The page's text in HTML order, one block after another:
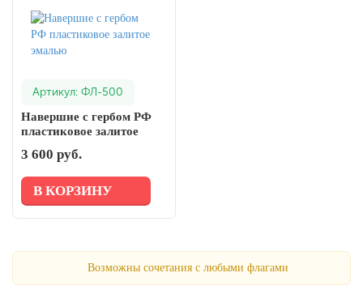
Артикул: ФЛ-500
Навершие с гербом РФ
пластиковое залитое
3 600 руб.
В КОРЗИНУ
Возможны сочетания с любыми флагами